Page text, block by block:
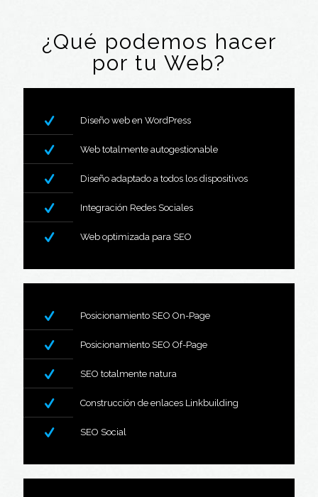
¿Qué podemos hacer
por tu Web?
Diseño web en WordPress
Web totalmente autogestionable
Diseño adaptado a todos los dispositivos
Integración Redes Sociales
Web optimizada para SEO
Posicionamiento SEO On-Page
Posicionamiento SEO Of-Page
SEO totalmente natura
Construcción de enlaces Linkbuilding
SEO Social